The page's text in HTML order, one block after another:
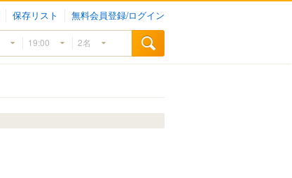
保存リスト 無料会員登録/ログイン